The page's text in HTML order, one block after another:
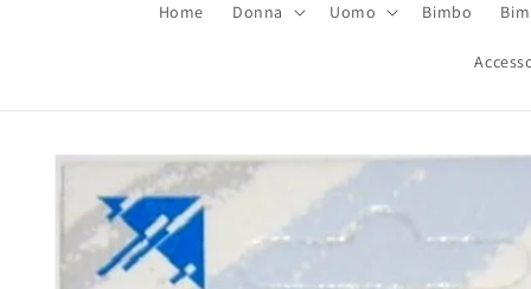
Home Donna Uomo Bimbo
Passa alle
informazioni
sul prodotto